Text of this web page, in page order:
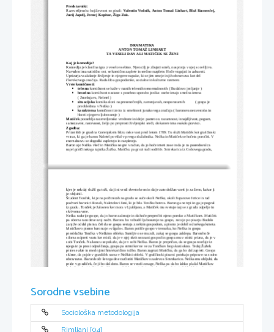
Predstavniki:
Razsvetljensko književnost so pisali: Valentin Vodnik, Anton Tomaž Linhart, Blaž Kumerdej,
Jurij Japelj, Jernej Kopitar, Žiga Zois.
DRAMATIKA
ANTON TOMAŽ LINHART
TA VESELI DAN ALI MATIČEK SE ŽENI
Kaj je komedija?
Komedija je klasična igra z veselo vsebino. Njen cilj je zbujati smeh, nasprotja v njej so rešljiva.
Navadno ima satirično ost, se komično zaplete in srečno razplete. Hoče vzgajati in zabavati.
Uprizarja vsakdanje življenje in njegove napake, ki se jim smeje in jih obravnava kot del
človekovega značaja. Rada šiba gospodarske, socialne in kulturne razmere.
Vrste komičnosti:

telesna komičnost se kaže v raznih telesnih nenormalnostih ( Budalovo jecljanje )

besedna komičnost nastane s posebno uporabo jezika: osebe imajo smešna imena
( Zmešnjava, Neletel )

situacijska komika sloni na presenečenjih, zamenjavah, nesporazumih           ( gospa je
preoblečena v Nežko )

karakterna komičnost izvira iz smešnosti junakovega značaja ( baronova nezvestoba in
hkrati njegovo ljubosumje )
Matiček pooseblja razsvetljenske vrednote in ideje: pamet oz. razumnost, iznajdljivost, pogum,
samozavest, naravnost, željo po preprosti življenjski sreči, do katere ima vsakdo pravico.
Zgodba:
Prizorišče je grad na Gorenjskem blizu neke vasi pred letom 1789. Tu služi Matiček kot graščinski
vrtnar, ki ga je baron Naletel povišal v prvega služabnika. Nežka in Matiček se hočeta poročiti. V
enem dnevu se dogodki zapletejo in razpletejo.
Baronu je Nežka všeč in Matičku ne gre v račun, da jo hoče imeti zase in da je za posredovalca
najel graščinskega tajnika Žužka. Matičku pa grozi tudi sodišče. Smrekarica iz Gobovega gradu,
kjer je nekdaj služil ga toži, da ji ni vrnil dvesto kron in da je zato dolžan vzeti jo za ženo, kakor ji
je obljubil.
Študent Tonček, ki je na počitnicah na gradu se suče okoli Nežke, okoli županove Jerice in rad
podvori baronici Rozali, Naletelovi ženi, ki je bila Tončku botrca. Baron ga ne trpi in ga je pognal
iz gradu. Tonček je žalosten ker mora v Ljubljano, a Matiček mu svetuje naj se z gradu odpelje in
skrivoma vrne.
Nežka razkrije gospe, da jo baron zalezuje in da hoče preprečiti njeno poroko z Matičkom. Matiček
pa obema razodene svoj načrt. Baronu bo vzbudil ljubosumje na gospo, zato je po pisarju Budalo
zanj že oddal pismo, češ da se gospa sestaja z nekim gospodom, a pismo je dobil od nekega kmeta.
Matičkovo pismo baronu je »vžgalo«. Baron poišče gospo v trenutku, ko Nežka in gospa
preoblačita Tončka v Nežkino obleko. Sumljivo se mu zdi, zakaj se gospa zaklepa. Baron hoče
siloma odpreti vrata ker misli, da je v njej skrit neznani gospod in gospa mu v stiski prizna, da je v
sobi Tonček. Na koncu se pokaže, da je v sobi Nežka. Baron je prepričan, da se gospa norčuje iz
njega in jo prosi odpuščanja, gospa pa strmi ker ne ve za Tončkov beg skozi okno. Tedaj Žužek
prinese akte in med njimi Smrekaričino tožbo. Baron zagrozi Matičku, da ga bo dal zapreti. Gospa
sklene, da pojde v gozdiček sama v Nežkini obleki. V graščinski pisarni potekajo priprave na sodno
obravnavo. Baron hoče še tega dne razčistiti Matičkovo zadevo s Smrekarico. Nežka mu obljubi, da
pride v gozdiček, če ji bo dal doto. Baron se veseli zmage, Nežka pa da bo lahko plačal Matičkov
dolg Smrekarici. Pisar Budalo se med delom pritožuje advokatu Zmešnjavi, češ kakšni so kmetje.
Matiček in Nežka se veselita svoje sreče, Nežka mu obljubi, da zvečer ne bo šla v gozdiček in da
ljubi samo njega. Na sestanek bo šla gospa v njeni obleki. Za barona sta pripravila pismo, ki ga je
pismo, baron pa iglo izroči Jerici in ji naroči, naj jo na samem vrne Nežki in ji pove, da jo bo čakal
pod veliko lipo na vrtu. Na poti Jerica sreča Matička in mu razodene Nežkine namene. Ljubosumen
zažvižgal. Sam se je s fanti skril in opazoval, kako se bo baron sestal z Nežko. Prideta gospa in
Sorodne vsebine
Sociološka metodologija
Rimljani [04]